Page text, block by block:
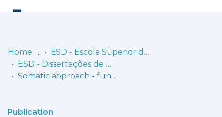
Communities
Home
ESD - Escola Superior de Dança
ESD - Dissertações de Mestrado
Somatic approach - functional training and authentic Pilates Method as enhancers for availability and physical conditioning in dance composition classes, resorting to contemporary dance technique, for the 3rd year students of the Curso Profissional de Intérprete de Dança Contemporânea, at Escola Secundária Tomás Cabreira
Publication